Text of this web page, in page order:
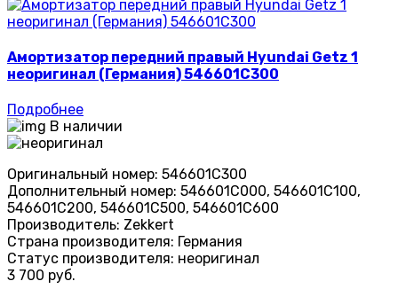
Амортизатор передний правый Hyundai Getz 1
неоригинал (Германия) 546601C300
Подробнее
В наличии
Оригинальный номер: 546601C300
Дополнительный номер: 546601C000, 546601C100,
546601C200, 546601C500, 546601C600
Производитель: Zekkert
Страна производителя: Германия
Статус производителя: неоригинал
3 700 руб.